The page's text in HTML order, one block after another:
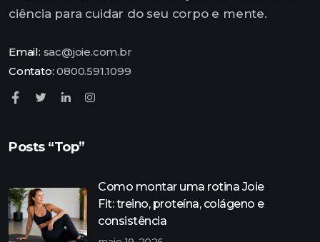
ciência para cuidar do seu corpo e mente.
Email: sac@joie.com.br
Contato:0800.591.1099
Posts “Top”
Como montar uma rotina Joie
Fit: treino, proteína, colágeno e
consistência